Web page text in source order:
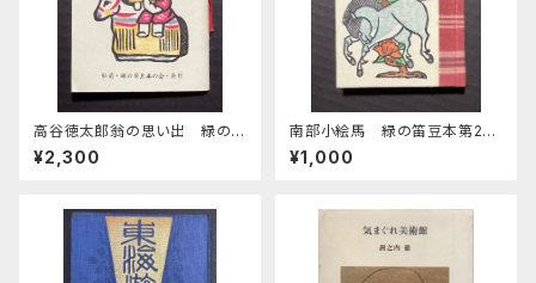
高谷徳太郎翁の思い出 緑の
笛豆本第13集
¥2,300
南部小絵馬 緑の笛豆本第28
期第111集
¥1,000